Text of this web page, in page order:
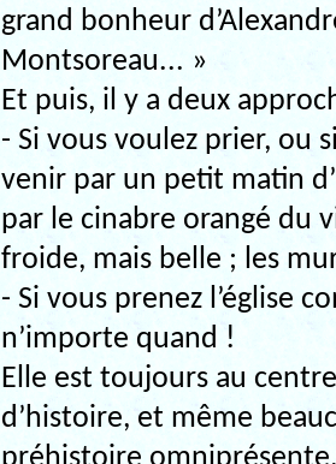
grand bonheur
Montsoreau... »
Et puis, il y a deux
- Si vous voulez prier, ou
venir par un petit matin
par le cinabre orangé du
froide, mais belle ; les
- Si vous prenez l’église
n’importe quand !
Elle est toujours au
d’histoire, et même